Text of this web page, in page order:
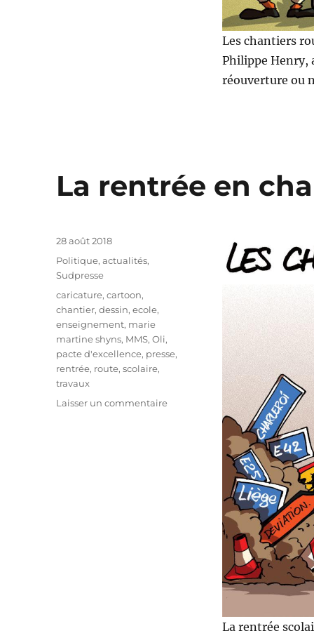
Les chantiers
Philippe Henry,
réouverture ou
La rentrée en
La rentrée
Publié
28 août 2018
Catégories
Politique, actualités,
Sudpresse
Étiquettes
caricature,cartoon,
chantier,dessin,ecole,
enseignement, marie
martine shyns, MMS,Oli,
pacte d'excellence, presse,
rentrée, route,scolaire,
travaux
Laisser un commentairesur